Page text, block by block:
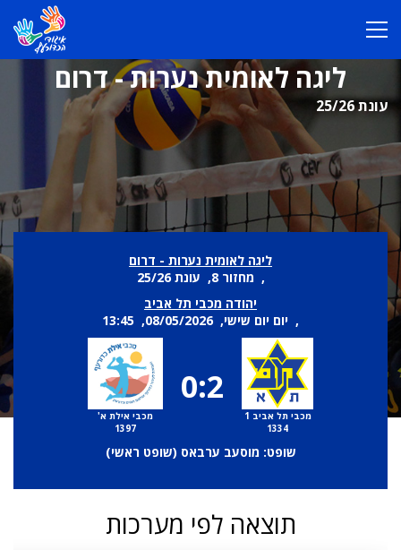
ליגה לאומית נערות - דרום
עונת 25/26
ליגה לאומית נערות - דרום
, מחזור 8, עונת 25/26
יהודה מכבי תל אביב
, יום יום שישי, 08/05/2026, 13:45
מכבי תל אביב 1
1334
0:2
מכבי אילת א'
1397
שופט: מוסעב ערבאס (שופט ראשי)
תוצאה לפי מערכות